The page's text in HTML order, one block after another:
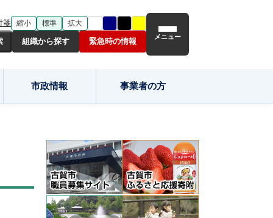
箋 縮小 標準 拡大
組織から探す 緊急時の情報 メニュー
市政情報 事業者の方